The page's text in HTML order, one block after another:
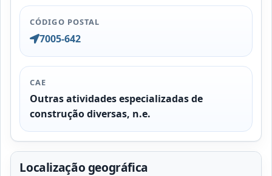
CÓDIGO POSTAL
7005-642
CAE
Outras atividades especializadas de
construção diversas, n.e.
Localização geográfica